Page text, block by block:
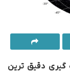
گیری دقیق ترین